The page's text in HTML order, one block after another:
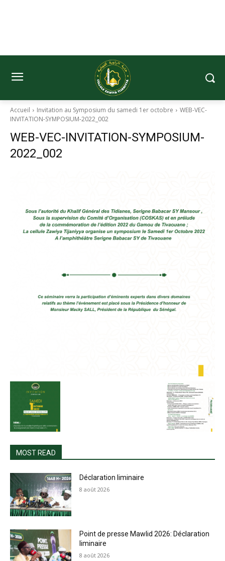
Accueil Invitation au Symposium du samedi 1er octobre
WEB-VEC-
INVITATION-SYMPOSIUM-2022_002
WEB-VEC-INVITATION-SYMPOSIUM-
2022_002
MOST READ
Déclaration liminaire
8 août 2026
Point de presse Mawlid 2026: Déclaration
liminaire
8 août 2026